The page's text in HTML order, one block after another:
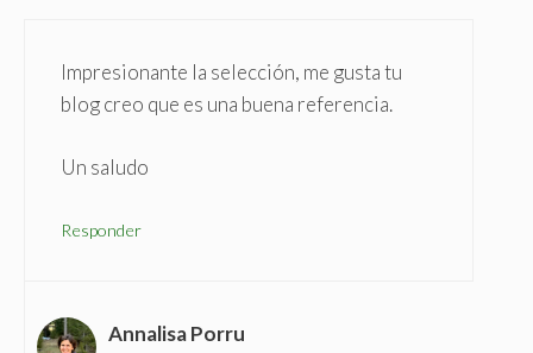
Impresionante la selección, me gusta tu
blog creo que es una buena referencia.
Un saludo
Responder
Annalisa Porru